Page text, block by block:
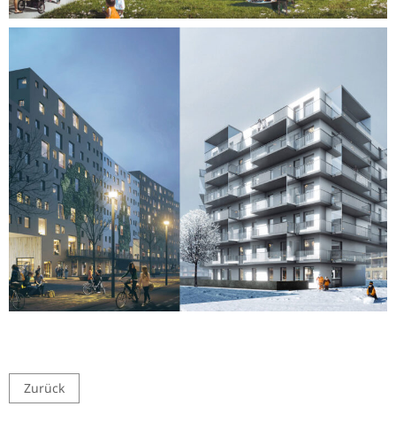
Zurück